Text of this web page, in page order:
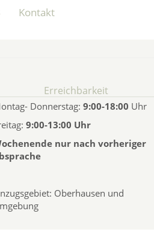
Kontakt
Erreichbarkeit
Donnerstag: 9:00-18:00 Uhr
9:00-13:00 Uhr
nur nach vorheriger
Oberhausen und